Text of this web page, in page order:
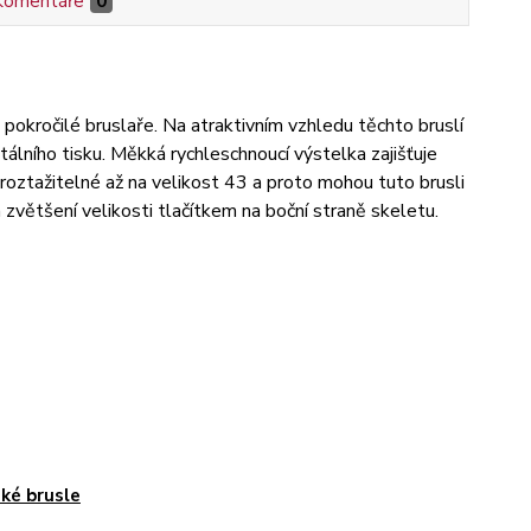
pokročilé bruslaře. Na atraktivním vzhledu těchto bruslí
tisku. Měkká rychleschnoucí výstelka zajišťuje
až na velikost 43 a proto mohou tuto brusli
zvětšení velikosti tlačítkem na boční straně skeletu.
brusle